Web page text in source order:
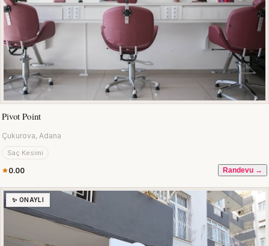
Pivot Point
Çukurova, Adana
Saç Kesimi
0.00 Randevu →
✨ ONAYLI